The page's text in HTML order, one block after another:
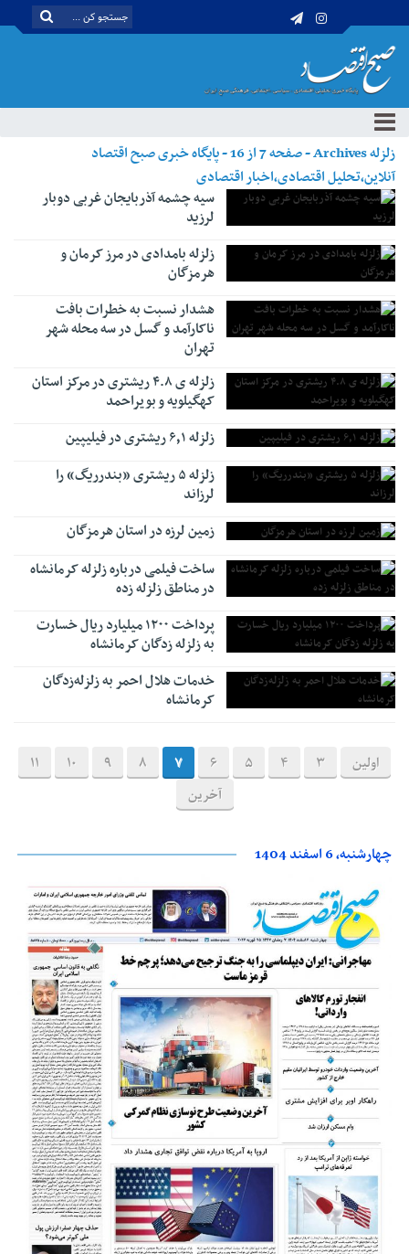
زلزله Archives - صفحه 7 از 16 - پایگاه خبری صبح اقتصاد
آنلاین،تحلیل اقتصادی،اخبار اقتصادی
سیه چشمه آذربایجان غربی دوبار
لرزید
زلزله بامدادی در مرز کرمان و
هرمزگان
هشدار نسبت به خطرات بافت
ناکارآمد و گسل در سه محله شهر
تهران
زلزله ی ۴.۸ ریشتری در مرکز استان
کهگیلویه و بویراحمد
زلزله ۶٫۱ ریشتری در فیلیپین
زلزله ۵ ریشتری «بندرریگ» را
لرزاند
زمین لرزه در استان هرمزگان
ساخت فیلمی درباره زلزله کرمانشاه
در مناطق زلزله زده
پرداخت ۱۲۰۰ میلیارد ریال خسارت
به زلزله زدگان کرمانشاه
خدمات هلال احمر به زلزله‌زدگان
کرمانشاه
اولین 3
4
5
6
7
8
9
10
11
آخرین
چهارشنبه، 6 اسفند 1404